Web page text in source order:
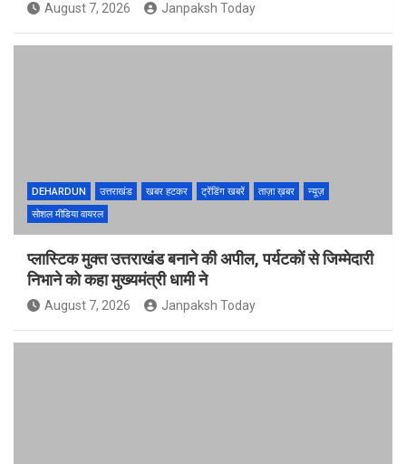
August 7, 2026 Janpaksh Today
DEHARDUN उत्तराखंड खबर हटकर ट्रेंडिंग खबरें ताज़ा ख़बर
न्यूज़
सोशल मीडिया वायरल
प्लास्टिक मुक्त उत्तराखंड बनाने की अपील, पर्यटकों से जिम्मेदारी
निभाने को कहा मुख्यमंत्री धामी ने
August 7, 2026 Janpaksh Today